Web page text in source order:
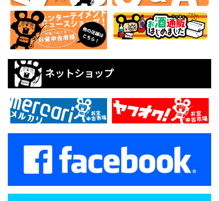
ネットショップ